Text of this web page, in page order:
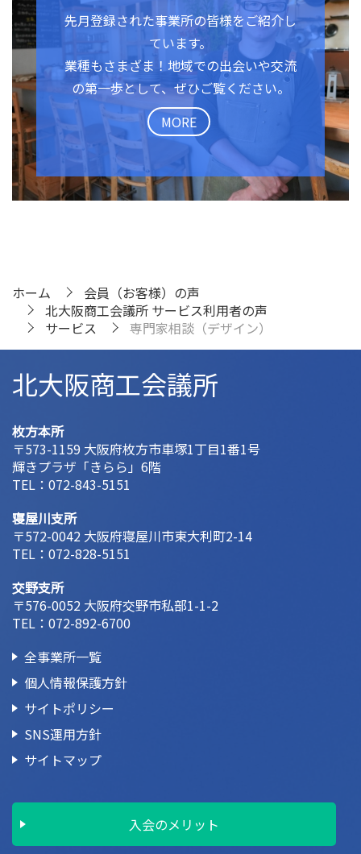
先月登録された事業所の皆様をご紹介し
ています。
業種もさまざま！地域での出会いや交流
の第一歩として、ぜひご覧ください。
MORE
ホーム
会員（お客様）の声
北大阪商工会議所 サービス利用者の声
サービス
専門家相談（デザイン）
北大阪商工会議所
枚方本所
〒573-1159 大阪府枚方市車塚1丁目1番1号
輝きプラザ「きらら」6階
TEL： 072-843-5151
寝屋川支所
〒572-0042 大阪府寝屋川市東大利町2-14
TEL： 072-828-5151
交野支所
〒576-0052 大阪府交野市私部1-1-2
TEL： 072-892-6700
全事業所一覧
個人情報保護方針
サイトポリシー
SNS運用方針
サイトマップ
入会のメリット